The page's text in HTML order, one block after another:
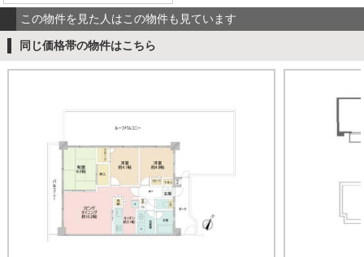
この物件を見た人はこの物件も見ています
同じ価格帯の物件はこちら